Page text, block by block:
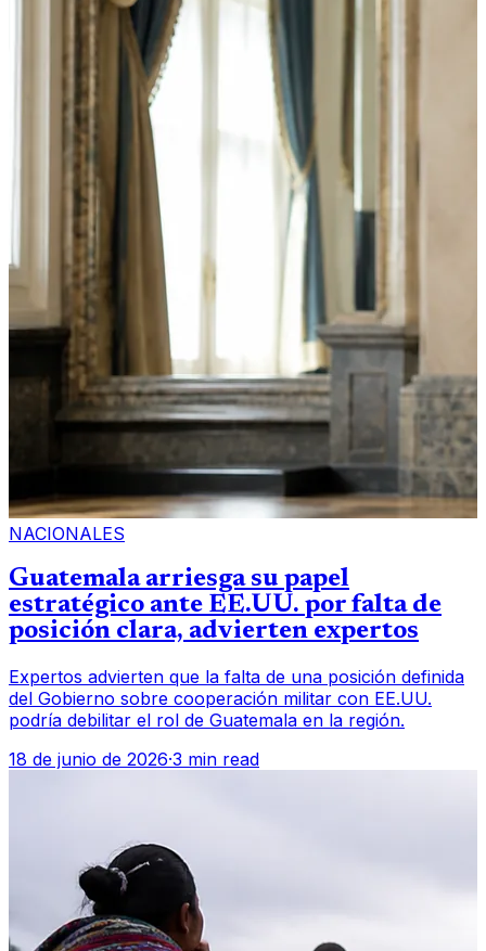
NACIONALES
Guatemala arriesga su papel
estratégico ante EE.UU. por falta de
posición clara, advierten expertos
Expertos advierten que la falta de una posición definida
del Gobierno sobre cooperación militar con EE.UU.
podría debilitar el rol de Guatemala en la región.
18 de junio de 2026·3 min read